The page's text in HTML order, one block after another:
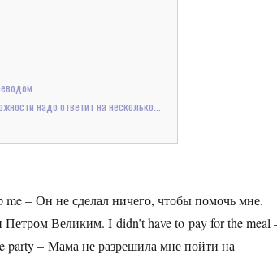
надо ответит на несколько...
– Он не сделал ничего, чтобы помочь мне.
Великим. I didn’t have to pay for the meal
party – Мама не разрешила мне пойти на